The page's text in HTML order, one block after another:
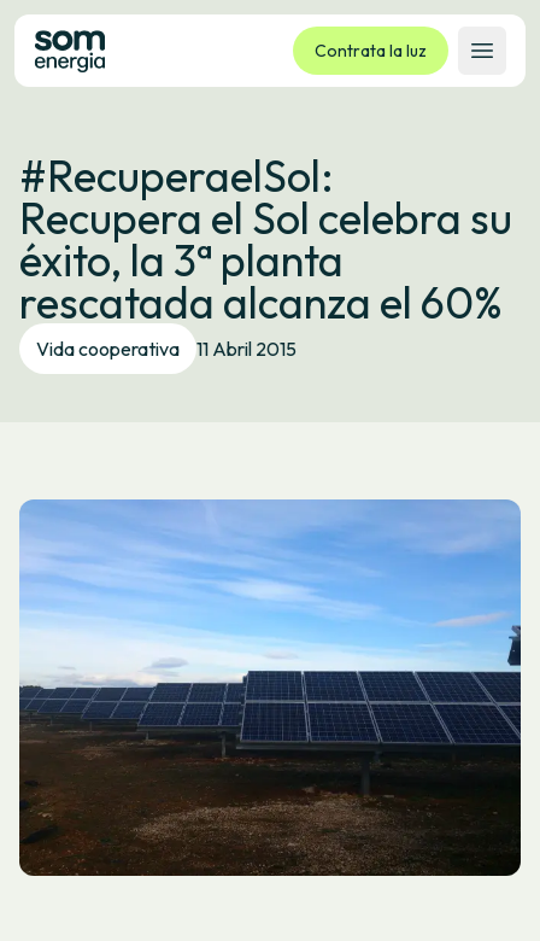
Contrata la luz
Abrir
Tarifas
Servicios
Empresas
La cooperativa
Contacto
Trámites
#RecuperaelSol:
Recupera el Sol celebra su
éxito, la 3ª planta
rescatada alcanza el 60%
Vida cooperativa 11 Abril 2015